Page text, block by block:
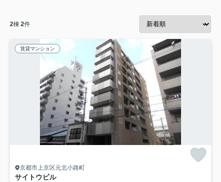
2棟 2件
賃貸マンション
京都市上京区元北小路町
サイトウビル